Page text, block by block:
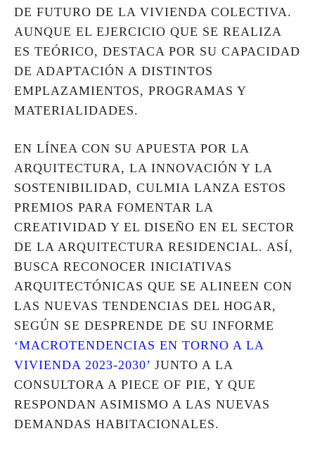
DE FUTURO DE LA VIVIENDA COLECTIVA.
AUNQUE EL EJERCICIO QUE SE REALIZA
ES TEÓRICO, DESTACA POR SU CAPACIDAD
DE ADAPTACIÓN A DISTINTOS
EMPLAZAMIENTOS, PROGRAMAS Y
MATERIALIDADES.
EN LÍNEA CON SU APUESTA POR LA
ARQUITECTURA, LA INNOVACIÓN Y LA
SOSTENIBILIDAD, CULMIA LANZA ESTOS
PREMIOS PARA FOMENTAR LA
CREATIVIDAD Y EL DISEÑO EN EL SECTOR
DE LA ARQUITECTURA RESIDENCIAL. ASÍ,
BUSCA RECONOCER INICIATIVAS
ARQUITECTÓNICAS QUE SE ALINEEN CON
LAS NUEVAS TENDENCIAS DEL HOGAR,
SEGÚN SE DESPRENDE DE SU INFORME
‘MACROTENDENCIAS EN TORNO A LA
VIVIENDA 2023-2030’ JUNTO A LA
CONSULTORA A PIECE OF PIE, Y QUE
RESPONDAN ASIMISMO A LAS NUEVAS
DEMANDAS HABITACIONALES.